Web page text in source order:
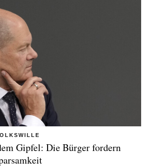
Gipfel: Die Bürger fordern